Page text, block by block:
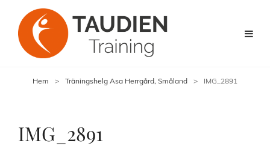
Hem > Träningshelg Asa Herrgård, Småland > IMG_2891
IMG_2891